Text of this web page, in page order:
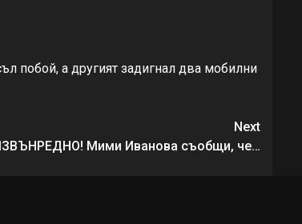
побой, а другият задигнал два мобилни
Next
Мими Иванова съобщи, че…